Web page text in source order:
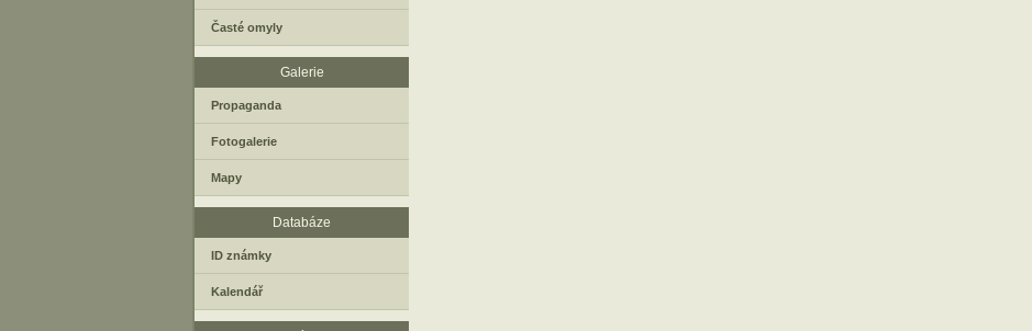
Časté omyly
Galerie
Propaganda
Fotogalerie
Mapy
Databáze
ID známky
Kalendář